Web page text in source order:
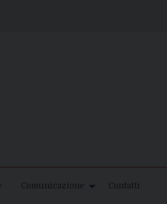
Comunicazione Contatti